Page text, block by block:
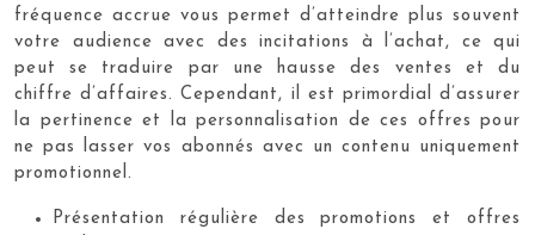
fréquence accrue vous permet d’atteindre plus souvent
votre audience avec des incitations à l’achat, ce qui
peut se traduire par une hausse des ventes et du
chiffre d’affaires. Cependant, il est primordial d’assurer
la pertinence et la personnalisation de ces offres pour
ne pas lasser vos abonnés avec un contenu uniquement
promotionnel.
Présentation régulière des promotions et offres